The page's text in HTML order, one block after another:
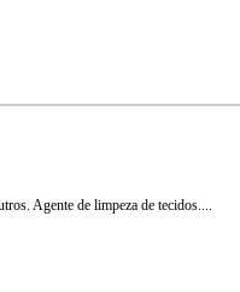
Agente de limpeza de tecidos....